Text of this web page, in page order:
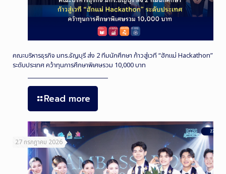
คณะบริหารธุรกิจ มทร.ธัญบุรี ส่ง 2 ทีมนักศึกษา ก้าวสู่เวที “ฮักแม่ Hackathon”
ระดับประเทศ คว้าทุนการศึกษาพิเศษรวม 10,000 บาท
Read more
27 กรกฎาคม 2026